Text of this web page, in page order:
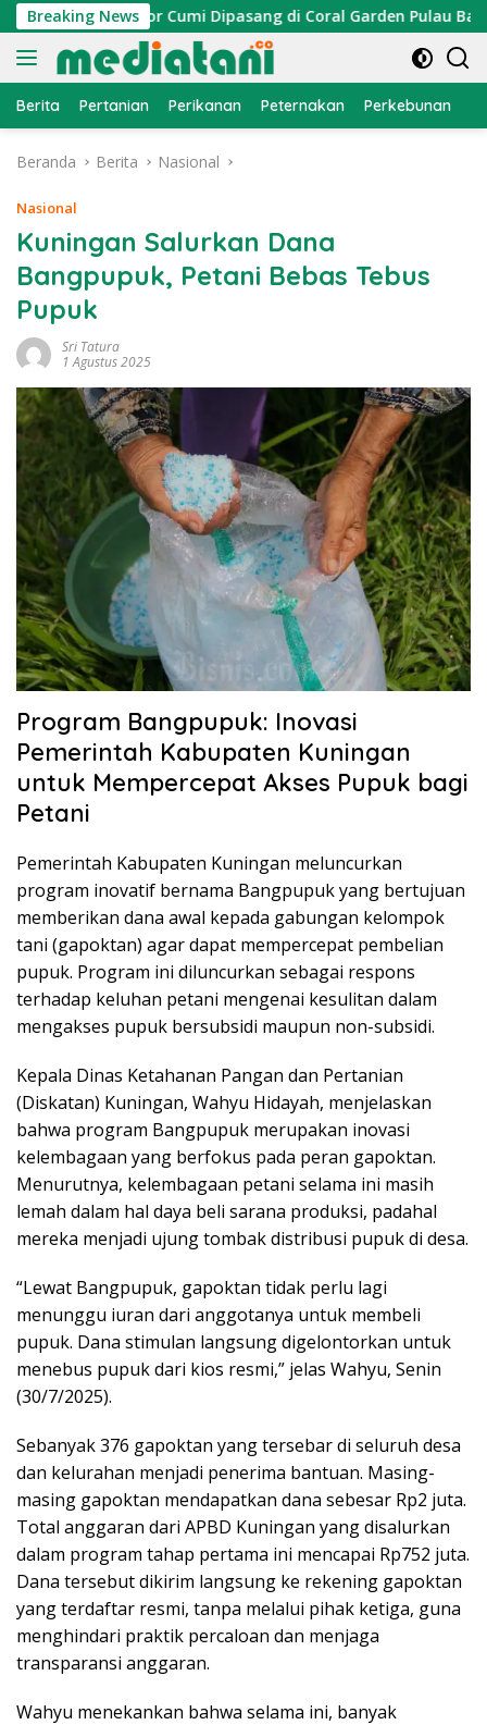
Langsung
ke
konten
Breaking News
Atraktor Cumi Dipasang di Coral Garden Pulau Barrang
Berita Pertanian Perikanan Peternakan Perkebunan
Beranda Berita Nasional
Nasional
Kuningan Salurkan Dana
Bangpupuk, Petani Bebas Tebus
Pupuk
Sri Tatura
1 Agustus 2025
Program Bangpupuk: Inovasi
Pemerintah Kabupaten Kuningan
untuk Mempercepat Akses Pupuk bagi
Petani
Pemerintah Kabupaten Kuningan meluncurkan
program inovatif bernama Bangpupuk yang bertujuan
memberikan dana awal kepada gabungan kelompok
tani (gapoktan) agar dapat mempercepat pembelian
pupuk. Program ini diluncurkan sebagai respons
terhadap keluhan petani mengenai kesulitan dalam
mengakses pupuk bersubsidi maupun non-subsidi.
Kepala Dinas Ketahanan Pangan dan Pertanian
(Diskatan) Kuningan, Wahyu Hidayah, menjelaskan
bahwa program Bangpupuk merupakan inovasi
kelembagaan yang berfokus pada peran gapoktan.
Menurutnya, kelembagaan petani selama ini masih
lemah dalam hal daya beli sarana produksi, padahal
mereka menjadi ujung tombak distribusi pupuk di desa.
“Lewat Bangpupuk, gapoktan tidak perlu lagi
menunggu iuran dari anggotanya untuk membeli
pupuk. Dana stimulan langsung digelontorkan untuk
menebus pupuk dari kios resmi,” jelas Wahyu, Senin
(30/7/2025).
Sebanyak 376 gapoktan yang tersebar di seluruh desa
dan kelurahan menjadi penerima bantuan. Masing-
masing gapoktan mendapatkan dana sebesar Rp2 juta.
Total anggaran dari APBD Kuningan yang disalurkan
dalam program tahap pertama ini mencapai Rp752 juta.
Dana tersebut dikirim langsung ke rekening gapoktan
yang terdaftar resmi, tanpa melalui pihak ketiga, guna
menghindari praktik percaloan dan menjaga
transparansi anggaran.
Wahyu menekankan bahwa selama ini, banyak